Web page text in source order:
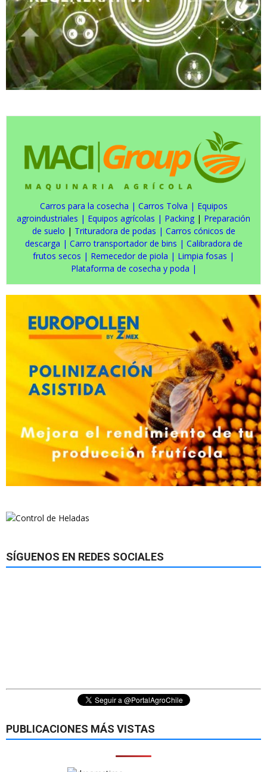
Carros para la cosecha | Carros Tolva | Equipos
agroindustriales | Equipos agrícolas | Packing | Preparación
de suelo | Trituradora de podas | Carros cónicos de
descarga | Carro transportador de bins | Calibradora de
frutos secos | Remecedor de piola | Limpia fosas |
Plataforma de cosecha y poda |
SÍGUENOS EN REDES SOCIALES
PUBLICACIONES MÁS VISTAS